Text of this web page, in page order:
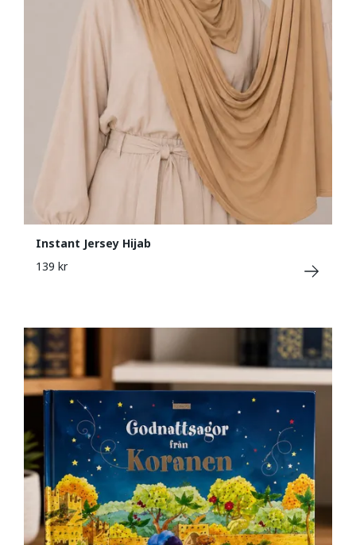
Instant Jersey Hijab
139 kr